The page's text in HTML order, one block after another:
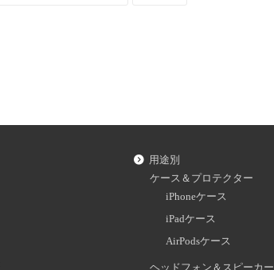
用途別
ケース＆プロテクター
iPhoneケース
iPadケース
AirPodsケース